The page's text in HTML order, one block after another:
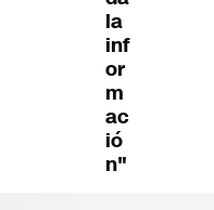
la
inf
or
m
ac
ió
n"